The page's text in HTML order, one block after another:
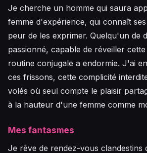
Je cherche un homme qui saura
femme d'expérience, qui connaît
peur de les exprimer. Quelqu'un de
passionné, capable de réveiller
routine conjugale a endormie. J'ai
ces frissons, cette complicité
volés où seul compte le plaisir
à la hauteur d'une femme comme
Mes fantasmes
Je rêve de rendez-vous clandestins